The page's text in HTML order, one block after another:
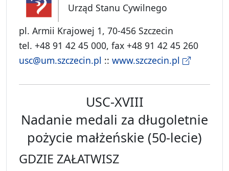
Urząd Stanu Cywilnego
pl. Armii Krajowej 1, 70-456 Szczecin
tel. +48 91 42 45 000, fax +48 91 42 45 260
usc@um.szczecin.pl :: www.szczecin.pl
USC-XVIII
Nadanie medali za długoletnie
pożycie małżeńskie (50-lecie)
GDZIE ZAŁATWISZ